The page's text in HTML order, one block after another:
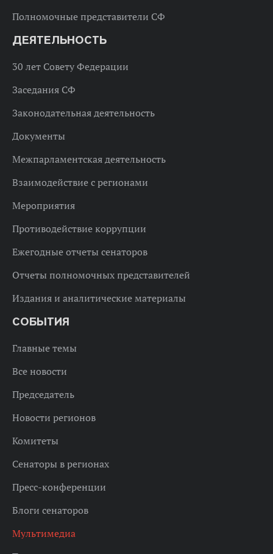
Полномочные представители СФ
ДЕЯТЕЛЬНОСТЬ
30 лет Совету Федерации
Заседания СФ
Законодательная деятельность
Документы
Межпарламентская деятельность
Взаимодействие с регионами
Мероприятия
Противодействие коррупции
Ежегодные отчеты сенаторов
Отчеты полномочных представителей
Издания и аналитические материалы
СОБЫТИЯ
Главные темы
Все новости
Председатель
Новости регионов
Комитеты
Сенаторы в регионах
Пресс-конференции
Блоги сенаторов
Мультимедиа